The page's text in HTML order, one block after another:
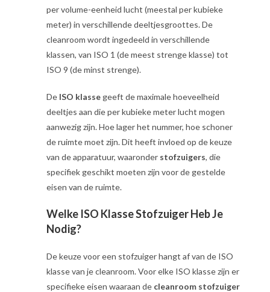
per volume-eenheid lucht (meestal per kubieke
meter) in verschillende deeltjesgroottes. De
cleanroom wordt ingedeeld in verschillende
klassen, van ISO 1 (de meest strenge klasse) tot
ISO 9 (de minst strenge).
De ISO klasse geeft de maximale hoeveelheid
deeltjes aan die per kubieke meter lucht mogen
aanwezig zijn. Hoe lager het nummer, hoe schoner
de ruimte moet zijn. Dit heeft invloed op de keuze
van de apparatuur, waaronder stofzuigers, die
specifiek geschikt moeten zijn voor de gestelde
eisen van de ruimte.
Welke ISO Klasse Stofzuiger Heb Je
Nodig?
De keuze voor een stofzuiger hangt af van de ISO
klasse van je cleanroom. Voor elke ISO klasse zijn er
specifieke eisen waaraan de cleanroom stofzuiger